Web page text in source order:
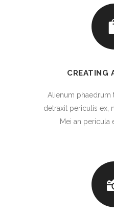
CREATING
Alienum phaedrum
detraxit periculis ex,
Mei an pericula